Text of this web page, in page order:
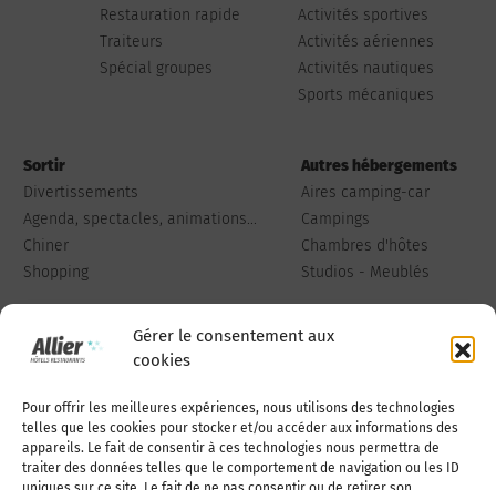
Gérer le consentement aux
cookies
Pour offrir les meilleures expériences, nous utilisons des technologies
telles que les cookies pour stocker et/ou accéder aux informations des
appareils. Le fait de consentir à ces technologies nous permettra de
traiter des données telles que le comportement de navigation ou les ID
Restauration rapide
Traiteurs
Spécial groupes
Activités sportives
Activités aériennes
Activités nautiques
Sports mécaniques
Sortir
Divertissements
Agenda, spectacles, animations...
Chiner
Shopping
Autres hébergements
Aires camping-car
Campings
Chambres d'hôtes
Studios - Meublés
Qui sommes-nous Publiez votre annonce